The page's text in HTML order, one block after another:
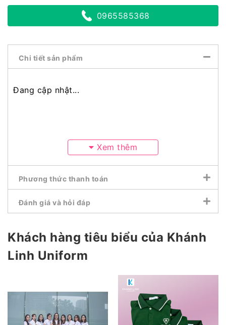
0965585368
Chi tiết sản phẩm
Đang cập nhật...
Xem thêm
Phương thức thanh toán
Đánh giá và hỏi đáp
Khách hàng tiêu biểu của Khánh
Linh Uniform